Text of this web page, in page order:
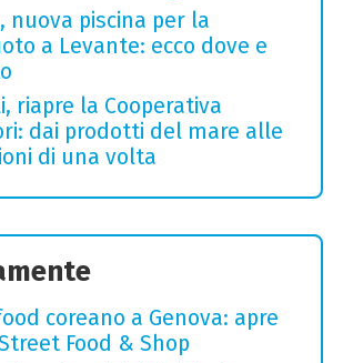
nuova piscina per la
a Levante: ecco dove e
riapre la Cooperativa
dai prodotti del mare alle
di una volta
coreano a Genova: apre
Food & Shop